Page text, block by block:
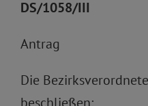
DS/1058/III
Antrag
Die